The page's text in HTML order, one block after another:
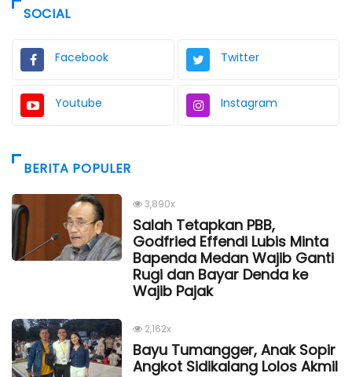
SOCIAL
Facebook Twitter
Youtube Instagram
BERITA POPULER
3,890x
Salah Tetapkan PBB,
Godfried Effendi Lubis Minta
Bapenda Medan Wajib Ganti
Rugi dan Bayar Denda ke
Wajib Pajak
2,162x
Bayu Tumangger, Anak Sopir
Angkot Sidikalang Lolos Akmil